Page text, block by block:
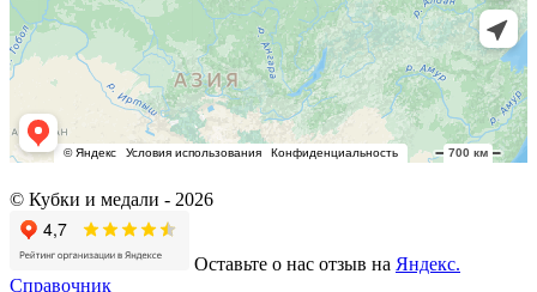
© Кубки и медали - 2026
Оставьте о нас отзыв на Яндекс.
Справочник